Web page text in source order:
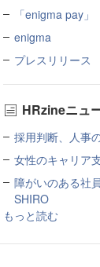
「enigma pay」
enigma
プレスリリース
HRzineニュ
採用判断、人事
女性のキャリア
障がいのある社
SHIRO
もっと読む